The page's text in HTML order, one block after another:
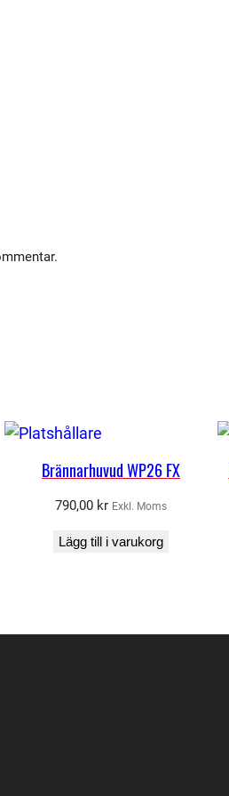
Brännarhuvud WP26 FX
790,00 kr Exkl. Moms
Lägg till i varukorg